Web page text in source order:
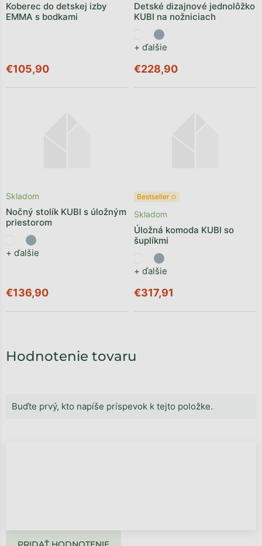
Hodnotenie tovaru
Buďte prvý, kto napíše príspevok k tejto položke.
Koberec do detskej izby
EMMA s bodkami
€105,90
Detské dizajnové jednolôžko
KUBI na nožniciach
+ ďalšie
€228,90
Nočný stolík KUBI s úložným
priestorom
+ ďalšie
Skladom
€136,90
Bestseller ✩
Úložná komoda KUBI so
šuplíkmi
+ ďalšie
Skladom
€317,91